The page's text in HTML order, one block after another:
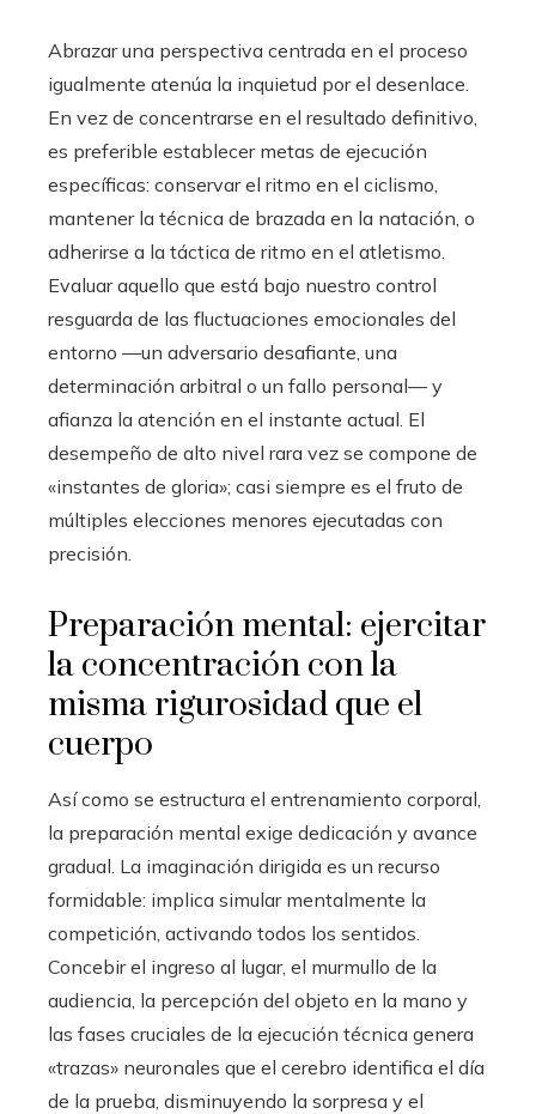
Abrazar una perspectiva centrada en el proceso
igualmente atenúa la inquietud por el desenlace.
En vez de concentrarse en el resultado definitivo,
es preferible establecer metas de ejecución
específicas: conservar el ritmo en el ciclismo,
mantener la técnica de brazada en la natación, o
adherirse a la táctica de ritmo en el atletismo.
Evaluar aquello que está bajo nuestro control
resguarda de las fluctuaciones emocionales del
entorno —un adversario desafiante, una
determinación arbitral o un fallo personal— y
afianza la atención en el instante actual. El
desempeño de alto nivel rara vez se compone de
«instantes de gloria»; casi siempre es el fruto de
múltiples elecciones menores ejecutadas con
precisión.
Preparación mental: ejercitar
la concentración con la
misma rigurosidad que el
cuerpo
Así como se estructura el entrenamiento corporal,
la preparación mental exige dedicación y avance
gradual. La imaginación dirigida es un recurso
formidable: implica simular mentalmente la
competición, activando todos los sentidos.
Concebir el ingreso al lugar, el murmullo de la
audiencia, la percepción del objeto en la mano y
las fases cruciales de la ejecución técnica genera
«trazas» neuronales que el cerebro identifica el día
de la prueba, disminuyendo la sorpresa y el